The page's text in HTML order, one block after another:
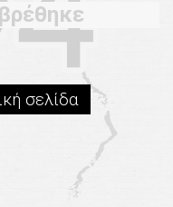
σελίδα